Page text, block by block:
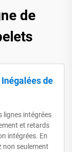
de
de
lignes intégrées
et retards
intégrées. En
non seulement